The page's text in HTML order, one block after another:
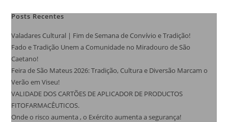
Posts Recentes
Valadares Cultural | Fim de Semana de Convívio e Tradição!
Fado e Tradição Unem a Comunidade no Miradouro de São
Caetano!
Feira de São Mateus 2026: Tradição, Cultura e Diversão Marcam o
Verão em Viseu!
VALIDADE DOS CARTÕES DE APLICADOR DE PRODUCTOS
FITOFARMACÊUTICOS.
Onde o risco aumenta , o Exército aumenta a segurança!